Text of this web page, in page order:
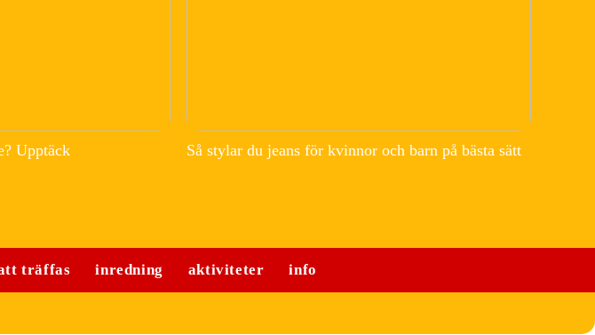
Upptäck
Så stylar du jeans för kvinnor och barn på bästa sätt
träffas inredning aktiviteter info